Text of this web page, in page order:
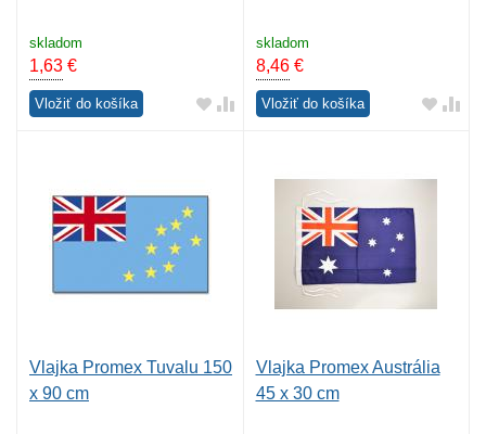
skladom
1,63 €
Vložiť do košíka
skladom
8,46€
Vložiť do košíka
Vlajka Promex Tuvalu 150
x 90 cm
Vlajka Promex Austrália
45 x 30 cm